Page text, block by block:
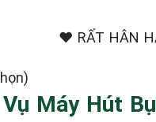
❤️ RẤT HÂN
Vụ Máy Hút